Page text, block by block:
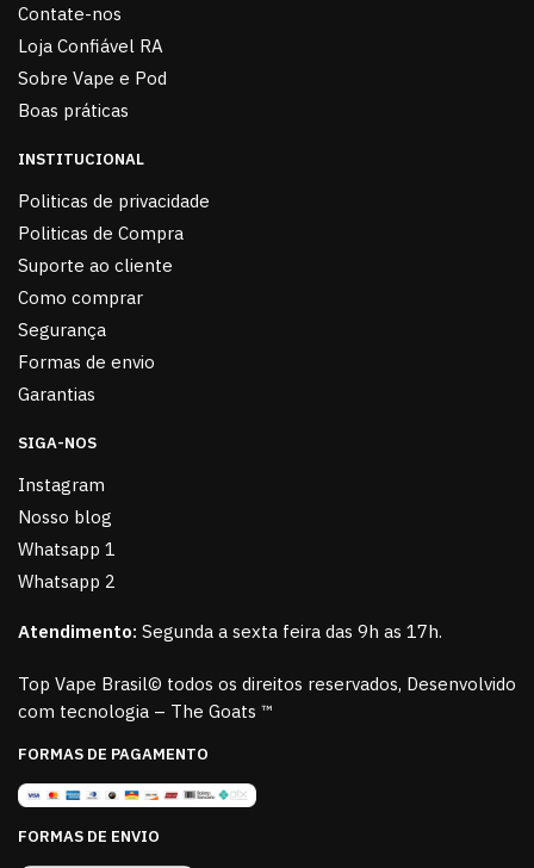
Contate-nos
Loja Confiável RA
Sobre Vape e Pod
Boas práticas
INSTITUCIONAL
Politicas de privacidade
Politicas de Compra
Suporte ao cliente
Como comprar
Segurança
Formas de envio
Garantias
SIGA-NOS
Instagram
Nosso blog
Whatsapp 1
Whatsapp 2
Atendimento: Segunda a sexta feira das 9h as 17h.
Top Vape Brasil© todos os direitos reservados, Desenvolvido
com tecnologia – The Goats ™
FORMAS DE PAGAMENTO
FORMAS DE ENVIO